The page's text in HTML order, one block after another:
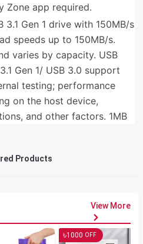
Zone app required.
3.1 Gen 1 drive with 150MB/s
speeds up to 150MB/s.
varies by capacity. USB
Gen 1/ USB 3.0 support
testing; performance
on the host device,
and other factors. 1MB
Products
View More
৳1000 OFF